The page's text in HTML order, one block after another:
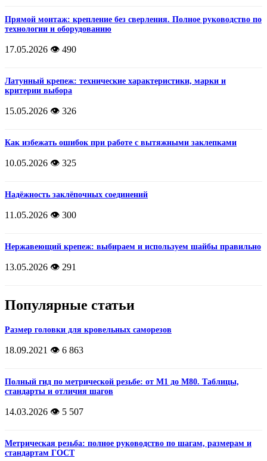
Прямой монтаж: крепление без сверления. Полное руководство по
технологии и оборудованию
17.05.2026 👁️ 490
Латунный крепеж: технические характеристики, марки и
критерии выбора
15.05.2026 👁️ 326
Как избежать ошибок при работе с вытяжными заклепками
10.05.2026 👁️ 325
Надёжность заклёпочных соединений
11.05.2026 👁️ 300
Нержавеющий крепеж: выбираем и используем шайбы правильно
13.05.2026 👁️ 291
Популярные статьи
Размер головки для кровельных саморезов
18.09.2021 👁️ 6 863
Полный гид по метрической резьбе: от М1 до М80. Таблицы,
стандарты и отличия шагов
14.03.2026 👁️ 5 507
Метрическая резьба: полное руководство по шагам, размерам и
стандартам ГОСТ